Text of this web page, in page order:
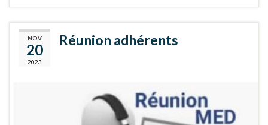
NOV
20
2023
Réunion adhérents